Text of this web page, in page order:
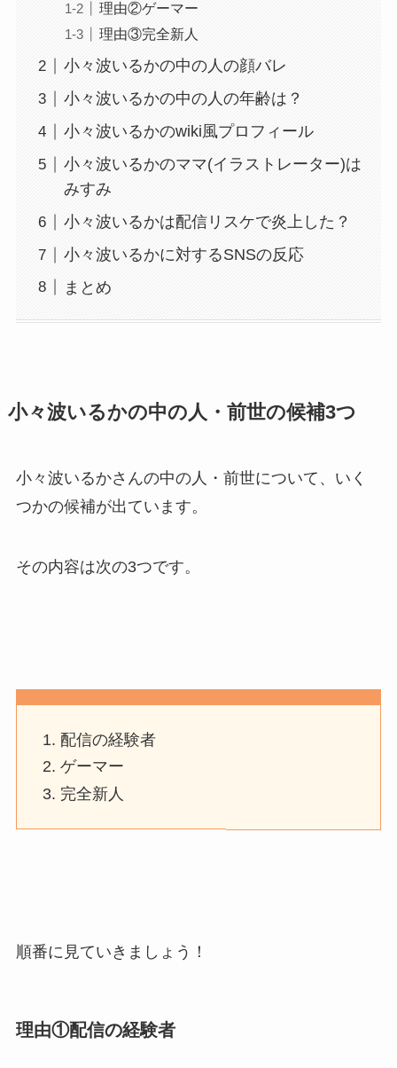
理由②ゲーマー
理由③完全新人
小々波いるかの中の人の顔バレ
小々波いるかの中の人の年齢は？
小々波いるかのwiki風プロフィール
小々波いるかのママ(イラストレーター)は
みすみ
小々波いるかは配信リスケで炎上した？
小々波いるかに対するSNSの反応
まとめ
小々波いるかの中の人・前世の候補3つ
小々波いるかさんの中の人・前世について、いく
つかの候補が出ています。
その内容は次の3つです。
配信の経験者
ゲーマー
完全新人
順番に見ていきましょう！
理由①配信の経験者